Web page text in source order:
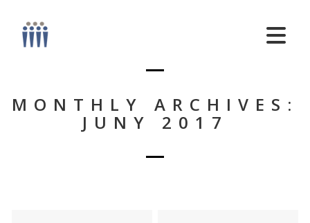
MONTHLY ARCHIVES:
JUNY 2017